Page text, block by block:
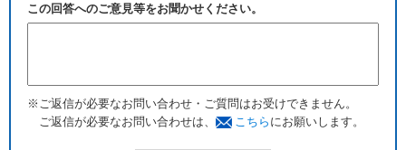
この回答へのご意見等をお聞かせください。
※ご返信が必要なお問い合わせ・ご質問はお受けできません。
ご返信が必要なお問い合わせは、
こちら にお願いします。